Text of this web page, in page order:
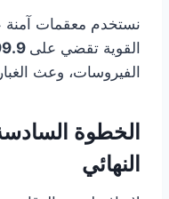
نستخدم معقمات آمنة
القوية تقضي على
الفيروسات، وعث
الخطوة
النهائي